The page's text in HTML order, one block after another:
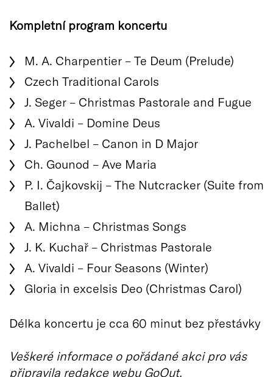
Kompletní program koncertu
M. A. Charpentier – Te Deum (Prelude)
Czech Traditional Carols
J. Seger – Christmas Pastorale and Fugue
A. Vivaldi – Domine Deus
J. Pachelbel – Canon in D Major
Ch. Gounod – Ave Maria
P. I. Čajkovskij – The Nutcracker (Suite from
Ballet)
A. Michna – Christmas Songs
J. K. Kuchař – Christmas Pastorale
A. Vivaldi – Four Seasons (Winter)
Gloria in excelsis Deo (Christmas Carol)
Délka koncertu je cca 60 minut bez přestávky
Veškeré informace o pořádané akci pro vás
připravila redakce webu GoOut.